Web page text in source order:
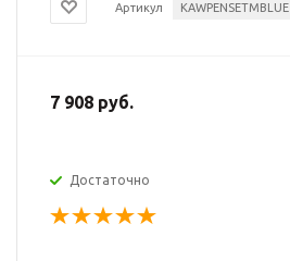
Артикул KAWPENSETMBLUE
7 908 руб.
Достаточно